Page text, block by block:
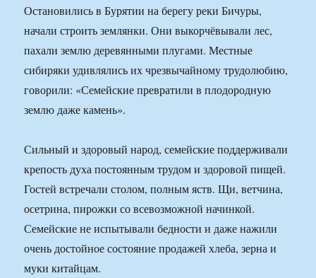
Остановились в Бурятии на берегу реки Бичуры,
начали строить землянки. Они выкорчёвывали лес,
пахали землю деревянными плугами. Местные
сибиряки удивлялись их чрезвычайному трудолюбию,
говорили: «Семейские превратили в плодородную
землю даже камень».
Сильный и здоровый народ, семейские поддерживали
крепость духа постоянным трудом и здоровой пищей.
Гостей встречали столом, полным яств. Щи, ветчина,
осетрина, пирожки со всевозможной начинкой.
Семейские не испытывали бедности и даже нажили
очень достойное состояние продажей хлеба, зерна и
муки китайцам.